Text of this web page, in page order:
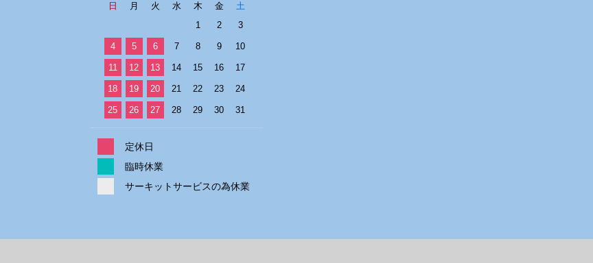
日 月 火 水 木 金
土
1
2 3
4 5 6 7 8 9 10
11 12 13 14 15 16 17
18 19 20 21 22 23 24
25 26 27 28 29 30 31
定休日
臨時休業
サーキットサービスの為休業